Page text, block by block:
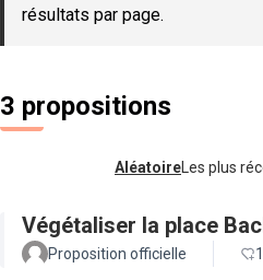
résultats par page.
3 propositions
Aléatoire Les plus
Végétaliser la place
Proposition officielle 1